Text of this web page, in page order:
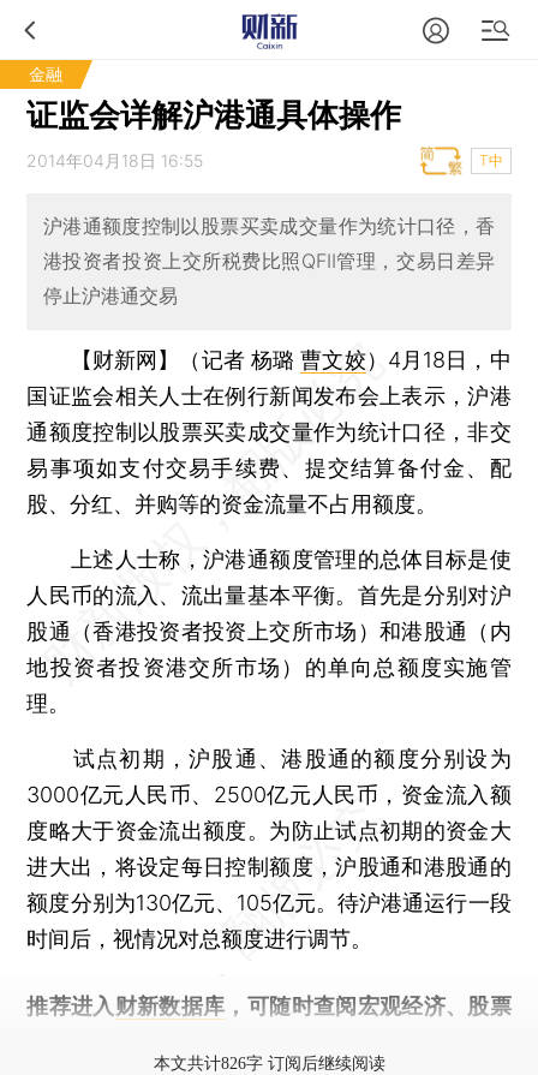
金融
证监会详解沪港通具体操作
2014年04月18日 16:55 T中
沪港通额度控制以股票买卖成交量作为统计口径，香
港投资者投资上交所税费比照QFII管理，交易日差异
停止沪港通交易
【财新网】（记者 杨璐曹文姣） 4月18日，中
国证监会相关人士在例行新闻发布会上表示，沪港
通额度控制以股票买卖成交量作为统计口径，非交
易事项如支付交易手续费、提交结算备付金、配
股、分红、并购等的资金流量不占用额度。
上述人士称，沪港通额度管理的总体目标是使
人民币的流入、流出量基本平衡。首先是分别对沪
股通（香港投资者投资上交所市场）和港股通（内
地投资者投资港交所市场）的单向总额度实施管
理。
试点初期，沪股通、港股通的额度分别设为
3000亿元人民币、2500亿元人民币，资金流入额
度略大于资金流出额度。为防止试点初期的资金大
进大出，将设定每日控制额度，沪股通和港股通的
额度分别为130亿元、105亿元。待沪港通运行一段
时间后，视情况对总额度进行调节。
推荐进入 财新数据库 ，可随时查阅宏观经济、股票
本文共计826字 订阅后继续阅读